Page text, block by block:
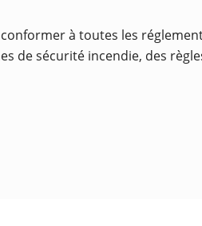
à toutes les
de sécurité incendie, des